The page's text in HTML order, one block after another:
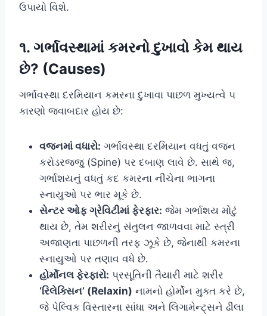
ઉપાયો વિશે.
૧. ગર્ભાવસ્થામાં કમરનો દુખાવો કેમ થાય
છે? (Causes)
ગર્ભાવસ્થા દરમિયાન કમરના દુખાવા પાછળ મુખ્યત્વે ૫
કારણો જવાબદાર હોય છે:
વજનમાં વધારો: ગર્ભાવસ્થા દરમિયાન વધતું વજન
કરોડરજ્જુ (Spine) પર દબાણ લાવે છે. સાથે જ,
ગર્ભાશયનું વધતું કદ કમરના નીચેના ભાગના
સ્નાયુઓ પર ભાર મૂકે છે.
સેન્ટર ઓફ ગ્રેવિટીમાં ફેરફાર: જેમ ગર્ભાશય મોટું
થાય છે, તેમ શરીરનું સંતુલન જાળવવા માટે સ્ત્રી
અજાણતા પાછળની તરફ ઝૂકે છે, જેનાથી કમરના
સ્નાયુઓ પર તણાવ વધે છે.
હોર્મોનલ ફેરફારો: પ્રસૂતિની તૈયારી માટે શરીર
‘રિલેક્સિન’ (Relaxin) નામનો હોર્મોન મુક્ત કરે છે,
જે પેલ્વિક વિસ્તારના સાંધા અને લિગામેન્ટ્સને ઢીલા